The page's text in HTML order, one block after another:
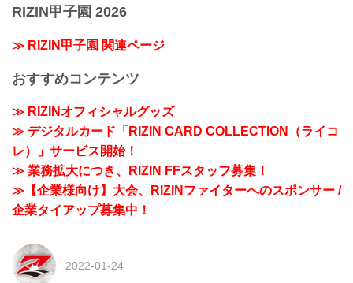
RIZIN甲子園 2026
≫ RIZIN甲子園 関連ページ
おすすめコンテンツ
≫ RIZINオフィシャルグッズ
≫ デジタルカード「RIZIN CARD COLLECTION（ライコ
レ）」サービス開始！
≫ 業務拡大につき、RIZIN FFスタッフ募集！
≫【企業様向け】大会、RIZINファイターへのスポンサー /
企業タイアップ募集中！
2022-01-24